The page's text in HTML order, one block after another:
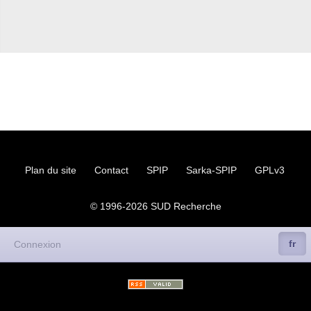
Mandat
CTPC2006-2009
2004-2008
2005-2008
Plan du site Contact SPIP Sarka-SPIP GPLv3
© 1996-2026 SUDRecherche
Connexion fr